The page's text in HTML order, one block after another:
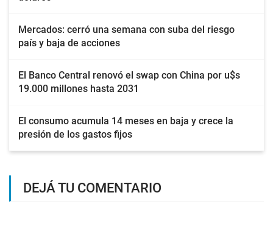
Mercados: cerró una semana con suba del riesgo
país y baja de acciones
El Banco Central renovó el swap con China por u$s
19.000 millones hasta 2031
El consumo acumula 14 meses en baja y crece la
presión de los gastos fijos
DEJÁ TU COMENTARIO